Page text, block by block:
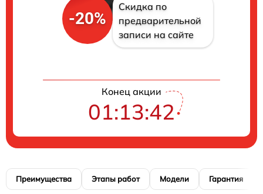
-20%
Скидка по
предварительной
записи на сайте
Конец акции
01:13:41
Преимущества Этапы работ Модели Гарантия